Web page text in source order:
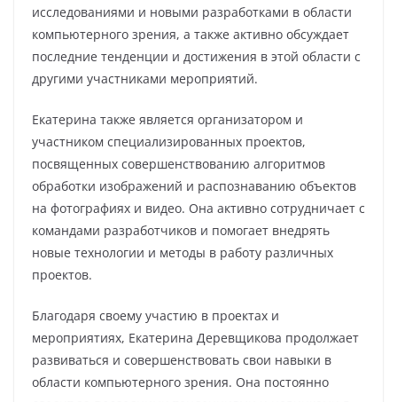
исследованиями и новыми разработками в области
компьютерного зрения, а также активно обсуждает
последние тенденции и достижения в этой области с
другими участниками мероприятий.
Екатерина также является организатором и
участником специализированных проектов,
посвященных совершенствованию алгоритмов
обработки изображений и распознаванию объектов
на фотографиях и видео. Она активно сотрудничает с
командами разработчиков и помогает внедрять
новые технологии и методы в работу различных
проектов.
Благодаря своему участию в проектах и
мероприятиях, Екатерина Деревщикова продолжает
развиваться и совершенствовать свои навыки в
области компьютерного зрения. Она постоянно